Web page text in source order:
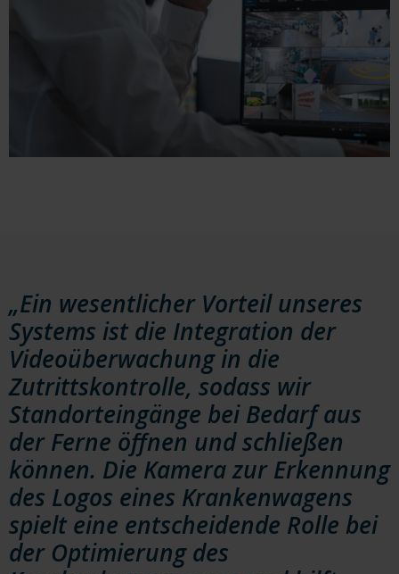
„Ein wesentlicher Vorteil unseres
Systems ist die Integration der
Videoüberwachung in die
Zutrittskontrolle, sodass wir
Standorteingänge bei Bedarf aus
der Ferne öffnen und schließen
können. Die Kamera zur Erkennung
des Logos eines Krankenwagens
spielt eine entscheidende Rolle bei
der Optimierung des